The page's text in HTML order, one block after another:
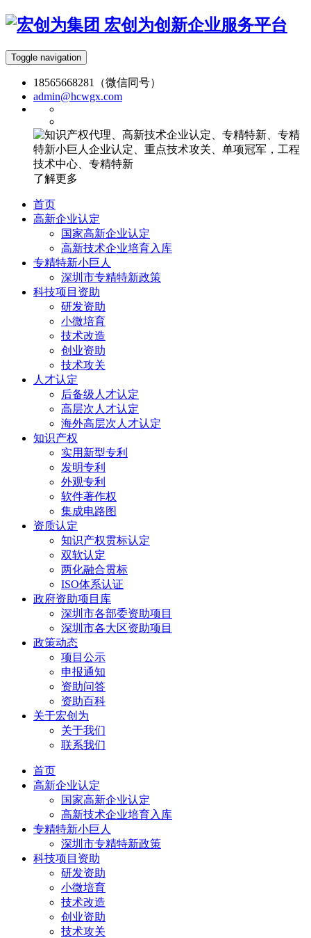
宏创为创新企业服务平台
Toggle navigation
18565668281（微信同号）
admin@hcwgx.com
了解更多
首页
高新企业认定
国家高新企业认定
高新技术企业培育入库
专精特新小巨人
深圳市专精特新政策
科技项目资助
研发资助
小微培育
技术改造
创业资助
技术攻关
人才认定
后备级人才认定
高层次人才认定
海外高层次人才认定
知识产权
实用新型专利
发明专利
外观专利
软件著作权
集成电路图
资质认定
知识产权贯标认定
双软认定
两化融合贯标
ISO体系认证
政府资助项目库
深圳市各部委资助项目
深圳市各大区资助项目
政策动态
项目公示
申报通知
资助问答
资助百科
关于宏创为
关于我们
联系我们
首页
高新企业认定
国家高新企业认定
高新技术企业培育入库
专精特新小巨人
深圳市专精特新政策
科技项目资助
研发资助
小微培育
技术改造
创业资助
技术攻关